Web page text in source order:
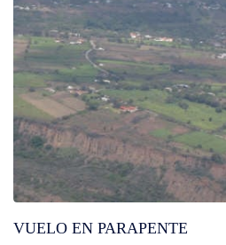
VUELO EN PARAPENTE